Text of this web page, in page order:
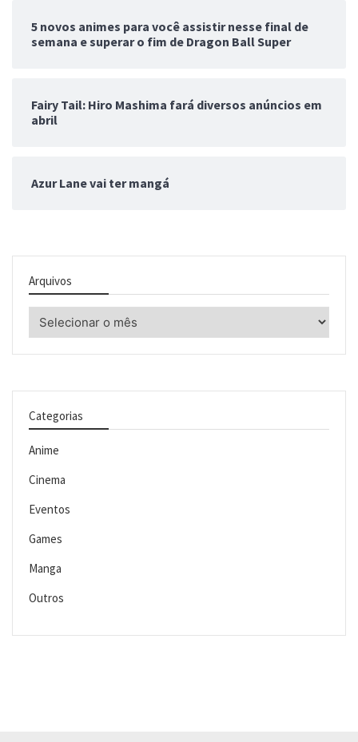
5 novos animes para você assistir nesse final de
semana e superar o fim de Dragon Ball Super
Fairy Tail: Hiro Mashima fará diversos anúncios em
abril
Azur Lane vai ter mangá
Arquivos
Categorias
Anime
Cinema
Eventos
Games
Manga
Outros